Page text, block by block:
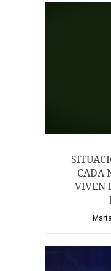
CADA
VIVEN